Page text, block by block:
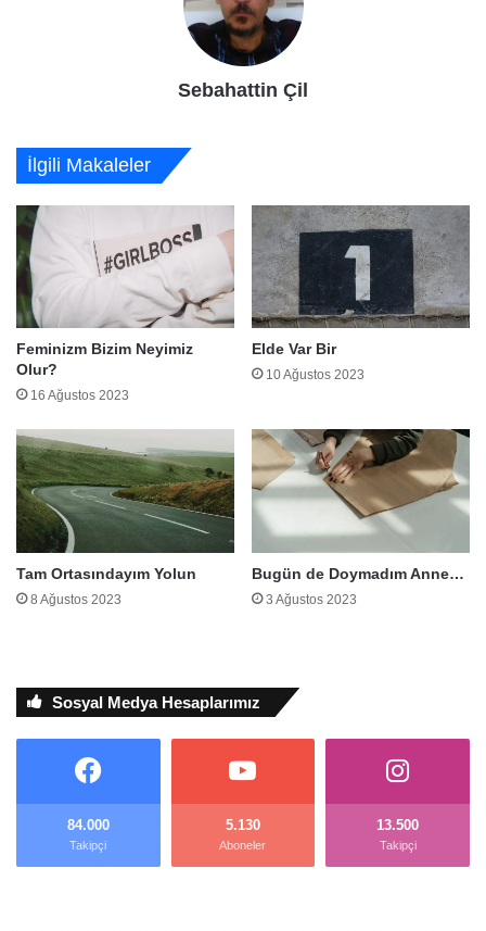
Sebahattin Çil
İlgili Makaleler
Feminizm Bizim Neyimiz
Olur?
16 Ağustos 2023
Elde Var Bir
10 Ağustos 2023
Tam Ortasındayım Yolun
8 Ağustos 2023
Bugün de Doymadım Anne…
3 Ağustos 2023
Sosyal Medya Hesaplarımız
84.000
Takipçi
5.130
Aboneler
13.500
Takipçi